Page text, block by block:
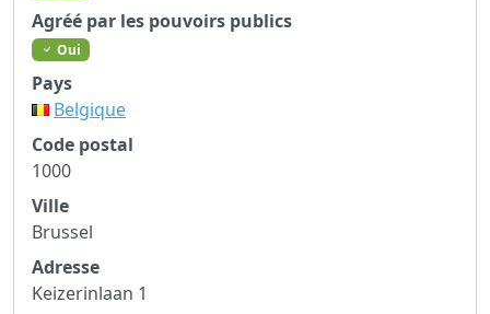
Agréé par les pouvoirs publics
Oui
Pays
Belgique
Code postal
1000
Ville
Brussel
Adresse
Keizerinlaan 1